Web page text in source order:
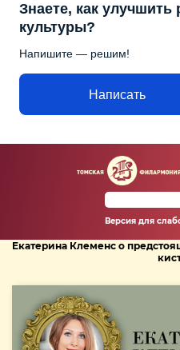
Знаете, как улучшить
культуры?
Напишите — решим!
Написать
Версия для
Екатерина Клеменс о